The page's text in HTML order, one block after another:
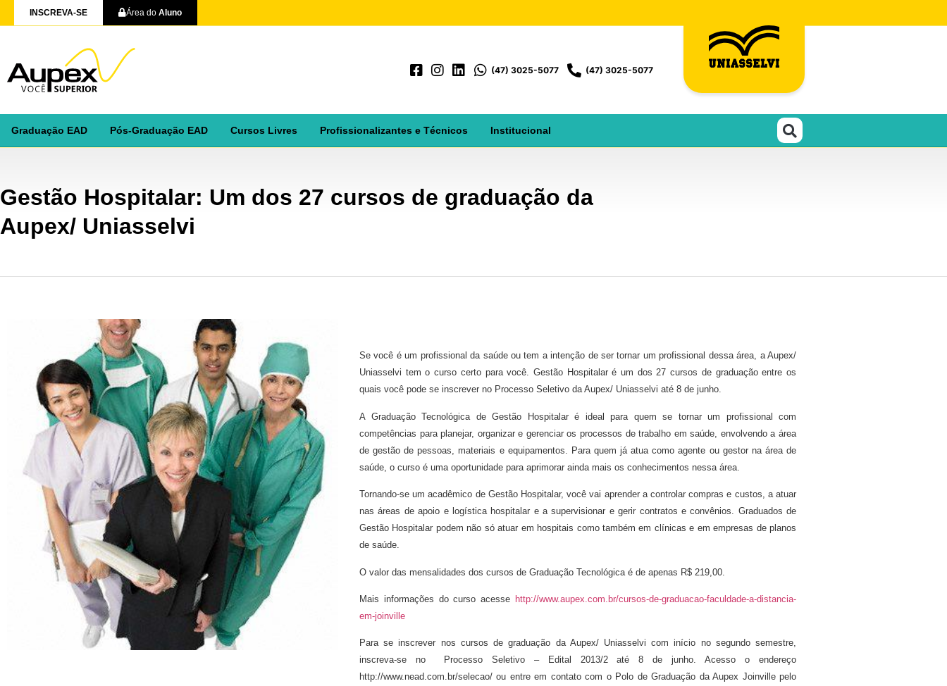
INSCREVA-SE Área do Aluno
(47) 3025-5077 (47) 3025-5077
Graduação EAD Pós-Graduação EAD Cursos Livres Profissionalizantes e Técnicos Institucional
Gestão Hospitalar: Um dos 27 cursos de graduação da
Aupex/ Uniasselvi
Se você é um profissional da saúde ou tem a intenção de ser tornar um profissional dessa área, a Aupex/
Uniasselvi tem o curso certo para você. Gestão Hospitalar é um dos 27 cursos de graduação entre os
quais você pode se inscrever no Processo Seletivo da Aupex/ Uniasselvi até 8 de junho.
A Graduação Tecnológica de Gestão Hospitalar é ideal para quem se tornar um profissional com
competências para planejar, organizar e gerenciar os processos de trabalho em saúde, envolvendo a área
de gestão de pessoas, materiais e equipamentos. Para quem já atua como agente ou gestor na área de
saúde, o curso é uma oportunidade para aprimorar ainda mais os conhecimentos nessa área.
Tornando-se um acadêmico de Gestão Hospitalar, você vai aprender a controlar compras e custos, a atuar
nas áreas de apoio e logística hospitalar e a supervisionar e gerir contratos e convênios. Graduados de
Gestão Hospitalar podem não só atuar em hospitais como também em clínicas e em empresas de planos
de saúde.
O valor das mensalidades dos cursos de Graduação Tecnológica é de apenas R$ 219,00.
Mais informações do curso acesse http://www.aupex.com.br/cursos-de-graduacao-faculdade-a-distancia-
em-joinville
Para se inscrever nos cursos de graduação da Aupex/ Uniasselvi com início no segundo semestre,
inscreva-se no Processo Seletivo – Edital 2013/2 até 8 de junho. Acesso o endereço
http://www.nead.com.br/selecao/ ou entre em contato com o Polo de Graduação da Aupex Joinville pelo